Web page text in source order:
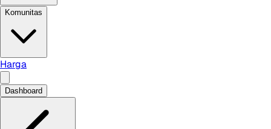
Komunitas
Harga
Dashboard